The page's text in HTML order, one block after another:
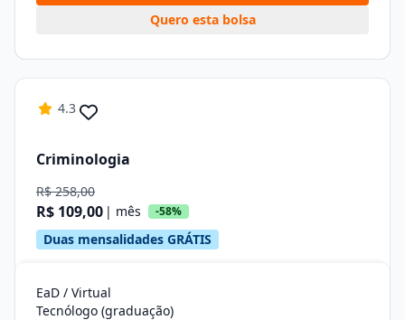
Quero esta bolsa
4.3
Criminologia
R$ 258,00
R$ 109,00 | mês -58%
Duas mensalidades GRÁTIS
EaD / Virtual
Tecnólogo (graduação)